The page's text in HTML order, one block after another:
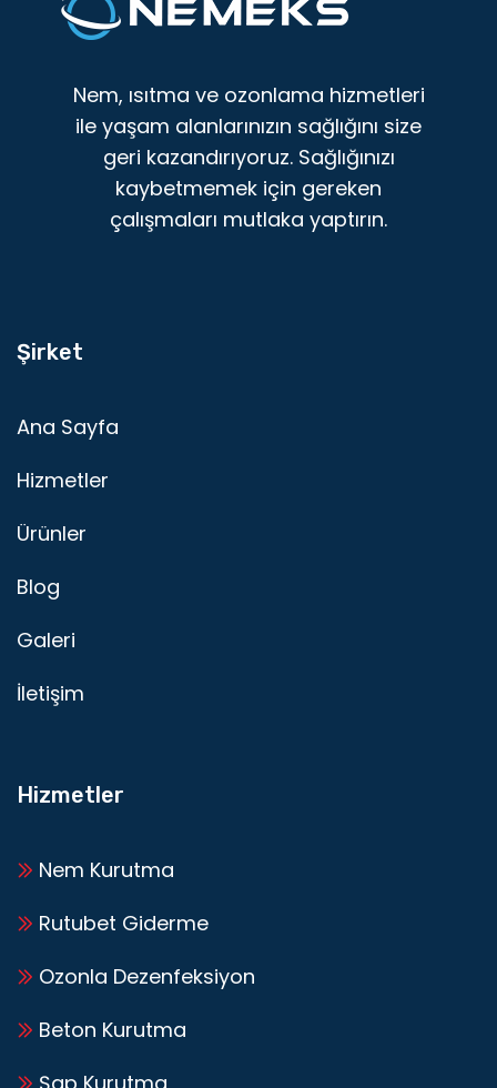
Nem, ısıtma ve ozonlama hizmetleri
ile yaşam alanlarınızın sağlığını size
geri kazandırıyoruz. Sağlığınızı
kaybetmemek için gereken
çalışmaları mutlaka yaptırın.
Şirket
Ana Sayfa
Hizmetler
Ürünler
Blog
Galeri
İletişim
Hizmetler
Nem Kurutma
Rutubet Giderme
Ozonla Dezenfeksiyon
Beton Kurutma